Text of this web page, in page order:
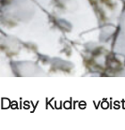
Daisy Kudre